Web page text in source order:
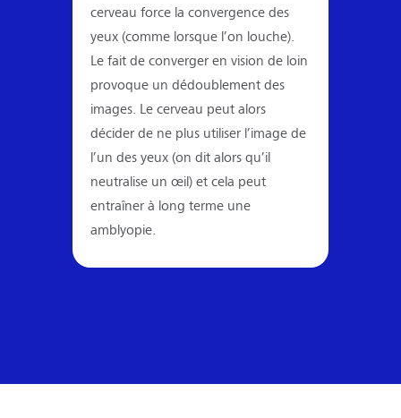
cerveau force la convergence des
yeux (comme lorsque l’on louche).
Le fait de converger en vision de loin
provoque un dédoublement des
images. Le cerveau peut alors
décider de ne plus utiliser l’image de
l’un des yeux (on dit alors qu’il
neutralise un œil) et cela peut
entraîner à long terme une
amblyopie.